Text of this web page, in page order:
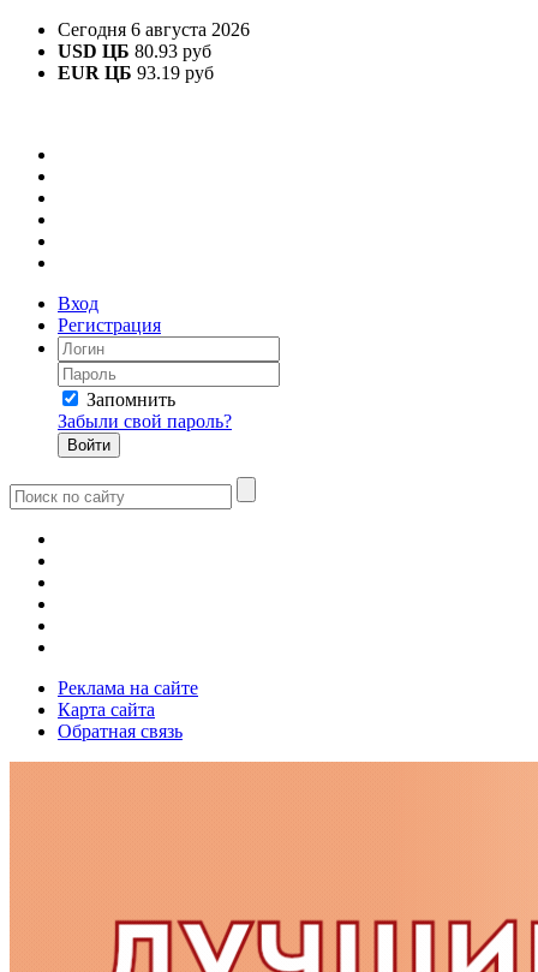
Сегодня 6 августа 2026
USD ЦБ 80.93 руб
EUR ЦБ 93.19 руб
Вход
Регистрация
Запомнить
Забыли свой пароль?
Реклама на сайте
Карта сайта
Обратная связь